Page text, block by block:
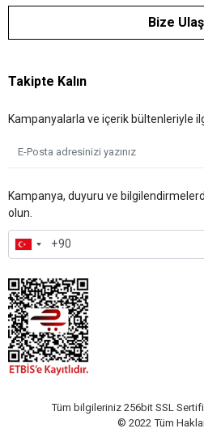
Bize
Takipte Kalın
Kampanyalarla ve içerik bültenleriyle
Kampanya, duyuru ve
olun.
Tüm bilgileriniz 256bit SSL
© 2022 Tüm